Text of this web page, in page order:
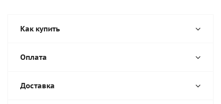
Как купить
Оплата
Доставка